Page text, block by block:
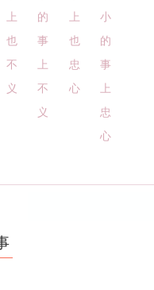
小
的
事
上
忠
心
上
也
忠
心
的
事
上
不
义
上
也
不
义